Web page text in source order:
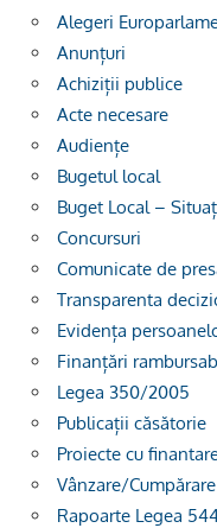
Alegeri
Anunțuri
Achiziții publice
Acte necesare
Audiențe
Bugetul local
Buget Local –
Concursuri
Comunicate de
Transparenta
Evidența
Finanțări
Legea 350/2005
Publicații căsătorie
Proiecte cu
Vânzare/
Rapoarte Legea